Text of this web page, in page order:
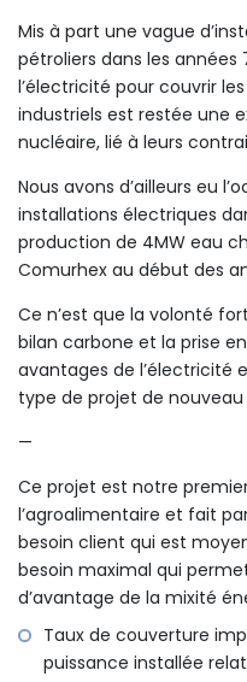
Mis à part une vague
pétroliers dans les années
l’électricité pour couvrir
industriels est restée une
nucléaire, lié à leurs
Nous avons d’ailleurs eu
installations électriques
production de 4MW eau
Comurhex au début des
Ce n’est que la volonté
bilan carbone et la prise
avantages de l’électricité
type de projet de
—
Ce projet est notre
l’agroalimentaire et fait
besoin client qui est
besoin maximal qui
d’avantage de la mixité
Taux de couverture
puissance installée